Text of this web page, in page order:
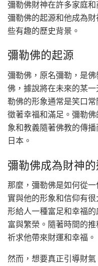
彌勒佛財神在許多家庭
彌勒佛的起源和他成為
些有趣的歷史背景。
彌勒佛的起源
彌勒佛，原名彌勒，是
佛，據說將在未來的某
勒佛的形象通常是笑口
徵著幸福和滿足。彌勒
象和教義隨著佛教的傳
日本。
彌勒佛成為財神
那麼，彌勒佛是如何從
實與他的形象和信仰有
形給人一種富足和幸福
富與繁榮。隨著時間的
祈求他帶來財運和幸福。
然而，想要真正引導財